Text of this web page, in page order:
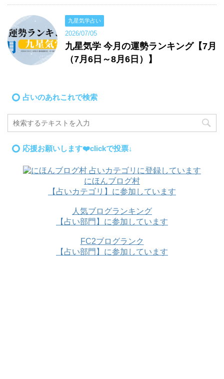
九星気学占い
2026/07/05
九星気学 今月の運勢ランキング【7月
（7月6日～8月6日）】
占いのあれこれで検索
応援お願いします❤️clickで投票↓
にほんブログ村
【占いカテゴリ】に参加しています
人気ブログランキング
【占い部門】に参加しています
FC2ブログランク
【占い部門】に参加しています